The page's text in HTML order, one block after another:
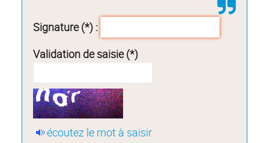
Signature (*) :
Validation de saisie (*)
écoutez le mot à saisir